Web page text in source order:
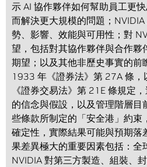
示 AI 協作夥伴如何幫助員工更
而解決更大規模的問題；
勢、影響、效能與可用性；對
望，包括對其協作夥伴與合作夥
期望；以及其他非歷史事實的前
1933 年《證券法》第 27A 條
《證券交易法》第 21E 條規定
的信念與假設，以及管理階層目
些條款所制定的「安全港」約束
確定性，實際結果可能與預期落
果差異極大的重要因素包括：全
NVIDIA 對第三方製造、組裝、